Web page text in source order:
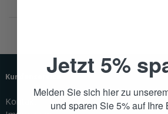
Kundenservice
Kontakt
Jetzt 5%
Melden Sie sich hier zu
und sparen Sie 5% auf Ihre